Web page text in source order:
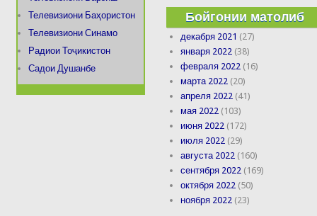
Телевизиони Баҳористон
Телевизиони Синамо
Радиои Тоҷикистон
Садои Душанбе
Бойгонии матолиб
декабря 2021 (27)
января 2022 (38)
февраля 2022 (16)
марта 2022 (20)
апреля 2022 (41)
мая 2022 (103)
июня 2022 (172)
июля 2022 (29)
августа 2022 (160)
сентября 2022 (169)
октября 2022 (50)
ноября 2022 (23)